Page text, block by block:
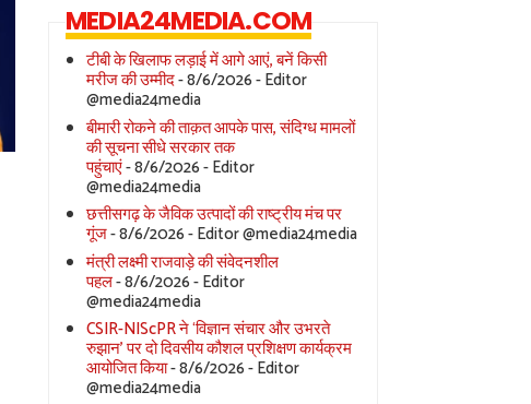
MEDIA24MEDIA.COM
टीबी के खिलाफ लड़ाई में आगे आएं, बनें किसी
मरीज की उम्मीद- 8/6/2026- Editor
@media24media
बीमारी रोकने की ताक़त आपके पास, संदिग्ध मामलों
की सूचना सीधे सरकार तक
पहुंचाएं- 8/6/2026- Editor
@media24media
छत्तीसगढ़ के जैविक उत्पादों की राष्ट्रीय मंच पर
गूंज- 8/6/2026- Editor @media24media
मंत्री लक्ष्मी राजवाड़े की संवेदनशील
पहल- 8/6/2026- Editor
@media24media
CSIR-NIScPR ने ‘विज्ञान संचार और उभरते
रुझान’ पर दो दिवसीय कौशल प्रशिक्षण कार्यक्रम
आयोजित किया- 8/6/2026- Editor
@media24media